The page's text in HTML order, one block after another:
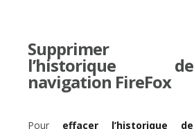
Supprimer
l’historique de
navigation FireFox
Pour effacer l’historique de